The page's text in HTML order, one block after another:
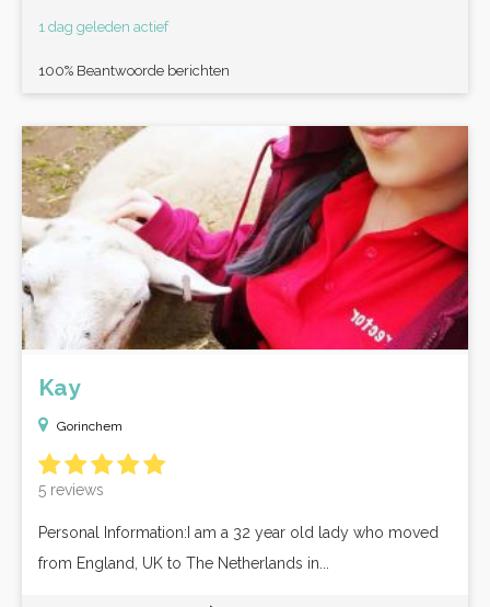
1 dag geleden actief
100% Beantwoorde berichten
Kay
Gorinchem
5 reviews
Personal Information:I am a 32 year old lady who moved
from England, UK to The Netherlands in...